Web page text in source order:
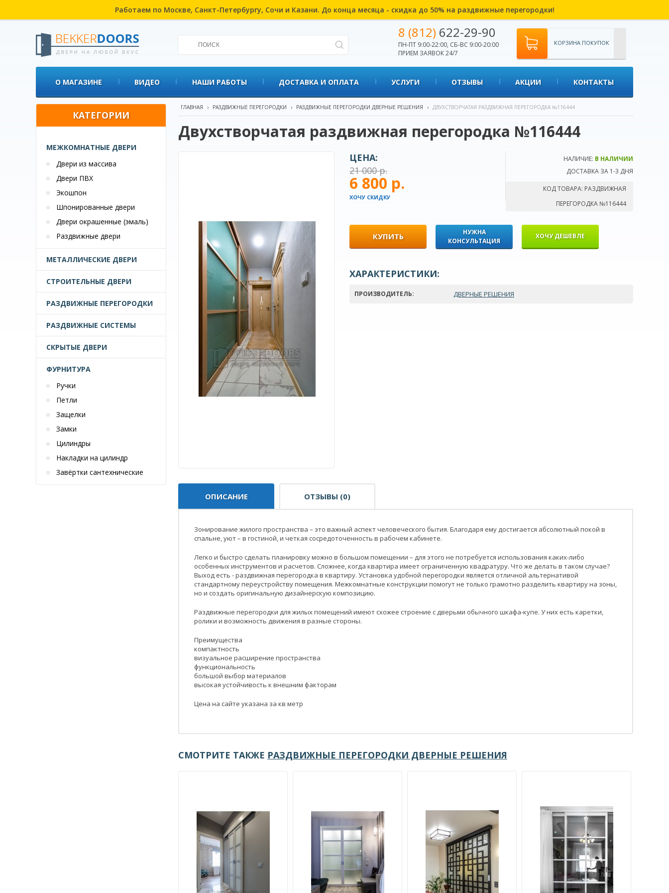
Работаем по Москве, Санкт-Петербургу, Сочи и Казани. До конца месяца - скидка до 50% на раздвижные перегородки!
8 (812) 622-29-90
ПН-ПТ 9:00-22:00, СБ-ВС 9:00-20:00
ПРИЕМ ЗАЯВОК 24/7
КОРЗИНА ПОКУПОК
О МАГАЗИНЕ ВИДЕО НАШИ РАБОТЫ ДОСТАВКА И ОПЛАТА УСЛУГИ ОТЗЫВЫ АКЦИИ КОНТАКТЫ
КАТЕГОРИИ
МЕЖКОМНАТНЫЕ ДВЕРИ
Двери из массива
Двери ПВХ
Экошпон
Шпонированные двери
Двери окрашенные (эмаль)
Раздвижные двери
МЕТАЛЛИЧЕСКИЕ ДВЕРИ
СТРОИТЕЛЬНЫЕ ДВЕРИ
РАЗДВИЖНЫЕ ПЕРЕГОРОДКИ
РАЗДВИЖНЫЕ СИСТЕМЫ
СКРЫТЫЕ ДВЕРИ
ФУРНИТУРА
Ручки
Петли
Защелки
Замки
Цилиндры
Накладки на цилиндр
Завёртки сантехнические
ГЛАВНАЯ › РАЗДВИЖНЫЕ ПЕРЕГОРОДКИ › РАЗДВИЖНЫЕ ПЕРЕГОРОДКИ ДВЕРНЫЕ РЕШЕНИЯ › ДВУХСТВОРЧАТАЯ РАЗДВИЖНАЯ ПЕРЕГОРОДКА №116444
Двухстворчатая раздвижная перегородка №116444
НАЛИЧИЕ: В НАЛИЧИИ
ДОСТАВКА ЗА 1-3 ДНЯ
КОД ТОВАРА: РАЗДВИЖНАЯ
ПЕРЕГОРОДКА №116444
ЦЕНА:
21 000 р.
6 800 р.
ХОЧУ СКИДКУ
КУПИТЬ
НУЖНА
КОНСУЛЬТАЦИЯ
ХОЧУ ДЕШЕВЛЕ
ХАРАКТЕРИСТИКИ:
ПРОИЗВОДИТЕЛЬ: ДВЕРНЫЕ РЕШЕНИЯ
ОПИСАНИЕ ОТЗЫВЫ (0)
Зонирование жилого пространства – это важный аспект человеческого бытия. Благодаря ему достигается абсолютный покой в
спальне, уют – в гостиной, и четкая сосредоточенность в рабочем кабинете.
Легко и быстро сделать планировку можно в большом помещении – для этого не потребуется использования каких-либо
особенных инструментов и расчетов. Сложнее, когда квартира имеет ограниченную квадратуру. Что же делать в таком случае?
Выход есть - раздвижная перегородка в квартиру. Установка удобной перегородки является отличной альтернативой
стандартному переустройству помещения. Межкомнатные конструкции помогут не только грамотно разделить квартиру на зоны,
но и создать оригинальную дизайнерскую композицию.
Раздвижные перегородки для жилых помещений имеют схожее строение с дверьми обычного шкафа-купе. У них есть каретки,
ролики и возможность движения в разные стороны.
Преимущества
компактность
визуальное расширение пространства
функциональность
большой выбор материалов
высокая устойчивость к внешним факторам
Цена на сайте указана за кв метр
СМОТРИТЕ ТАКЖЕ РАЗДВИЖНЫЕ ПЕРЕГОРОДКИ ДВЕРНЫЕ РЕШЕНИЯ